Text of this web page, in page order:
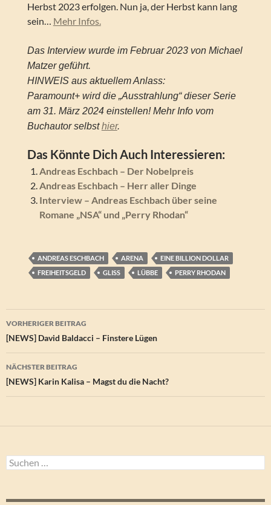
Herbst 2023 erfolgen. Nun ja, der Herbst kann lang
sein… Mehr Infos.
Das Interview wurde im Februar 2023 von Michael
Matzer geführt.
HINWEIS aus aktuellem Anlass:
Paramount+ wird die „Ausstrahlung“ dieser Serie
am 31. März 2024 einstellen! Mehr Info vom
Buchautor selbsthier.
Das Könnte Dich Auch Interessieren:
Andreas Eschbach – Der Nobelpreis
Andreas Eschbach – Herr aller Dinge
Interview – Andreas Eschbach über seine
Romane „NSA“ und „Perry Rhodan“
ANDREAS ESCHBACH ARENA
EINE BILLION DOLLAR
FREIHEITSGELD
GLISS LÜBBE PERRY RHODAN
Beitragsnavigation
VORHERIGER BEITRAG
[NEWS] David Baldacci – Finstere Lügen
NÄCHSTER BEITRAG
[NEWS] Karin Kalisa – Magst du die Nacht?
Suchen
nach: